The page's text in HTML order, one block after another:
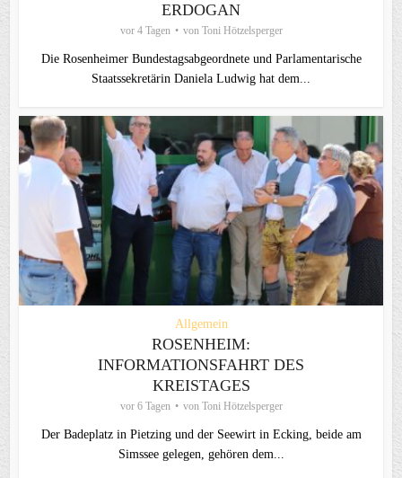
ERDOGAN
vor 4 Tagen von Toni Hötzelsperger
Die Rosenheimer Bundestagsabgeordnete und Parlamentarische
Staatssekretärin Daniela Ludwig hat dem...
Allgemein
ROSENHEIM:
INFORMATIONSFAHRT DES
KREISTAGES
vor 6 Tagen von Toni Hötzelsperger
Der Badeplatz in Pietzing und der Seewirt in Ecking, beide am
Simssee gelegen, gehören dem...